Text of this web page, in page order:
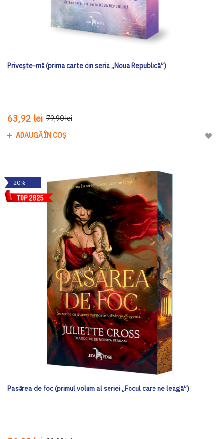
Privește-mă (prima carte din seria „Noua Republică”)
63,92 lei 79,90 lei
ADAUGĂ ÎN COȘ
-20%
Pasărea de foc (primul volum al seriei „Focul care ne leagă”)